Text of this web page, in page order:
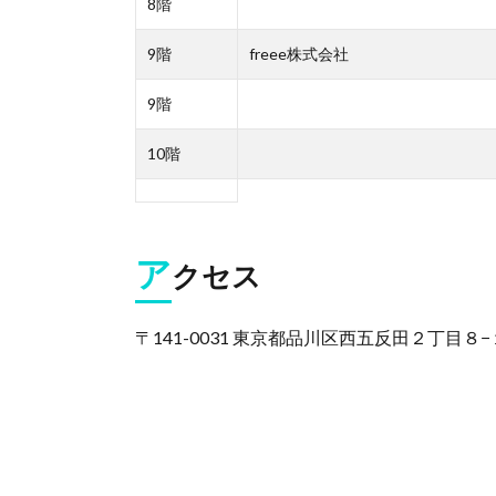
8階
9階 freee株式会社
9階
10階
アクセス
〒141-0031 東京都品川区西五反田２丁目８−